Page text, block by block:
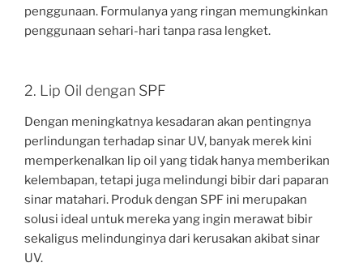
penggunaan. Formulanya yang ringan memungkinkan
penggunaan sehari-hari tanpa rasa lengket.
2. Lip Oil dengan SPF
Dengan meningkatnya kesadaran akan pentingnya
perlindungan terhadap sinar UV, banyak merek kini
memperkenalkan lip oil yang tidak hanya memberikan
kelembapan, tetapi juga melindungi bibir dari paparan
sinar matahari. Produk dengan SPF ini merupakan
solusi ideal untuk mereka yang ingin merawat bibir
sekaligus melindunginya dari kerusakan akibat sinar
UV.